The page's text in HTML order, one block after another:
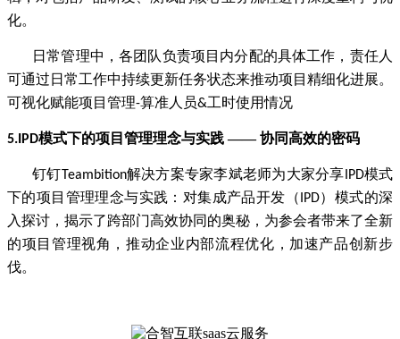
化。
日常管理中，各团队负责项目内分配的具体工作，责任人
可通过日常工作中持续更新任务状态来推动项目精细化进展。
可视化赋能项目管理-算准人员&工时使用情况
5.IPD模式下的项目管理理念与实践 —— 协同高效的密码
钉钉Teambition解决方案专家李斌老师为大家分享 IPD模式
下的项目管理理念与实践：对集成产品开发（ IPD）模式的深
入探讨，揭示了跨部门高效协同的奥秘，为参会者带来了全新
的项目管理视角，推动企业内部流程优化，加速产品创新步
伐。